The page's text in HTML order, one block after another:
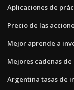
Aplicaciones de
Precio de las
Mejor aprende a
Mejores cadenas
Argentina tasas de